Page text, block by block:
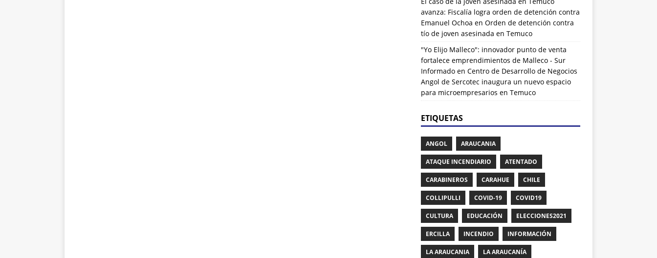
avanza: Fiscalía logra orden de detención contra
Emanuel Ochoa en Orden de detención contra
tío de joven asesinada en Temuco
"Yo Elijo Malleco": innovador punto de venta
fortalece emprendimientos de Malleco - Sur
Informadoen Centro de Desarrollo de Negocios
Angol de Sercotec inaugura un nuevo espacio
para microempresarios en Temuco
ETIQUETAS
ANGOL ARAUCANIA
ATAQUE INCENDIARIO ATENTADO
CARABINEROS CARAHUE CHILE
COLLIPULLI COVID-19 COVID19
CULTURA EDUCACIÓN ELECCIONES2021
ERCILLA INCENDIO INFORMACIÓN
LA ARAUCANIA LA ARAUCANÍA